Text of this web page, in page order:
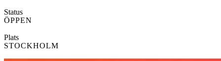
Status
ÖPPEN
Plats
STOCKHOLM